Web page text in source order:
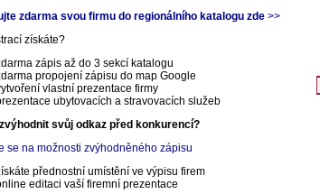
zdarma svou firmu do regionálního katalogu zde >>
získáte?
zápis až do 3 sekcí katalogu
propojení zápisu do map Google
vlastní prezentace firmy
ubytovacích a stravovacích služeb
svůj odkaz před konkurencí?
se na možnosti zvýhodněného zápisu
přednostní umístění ve výpisu firem
editaci vaší firemní prezentace